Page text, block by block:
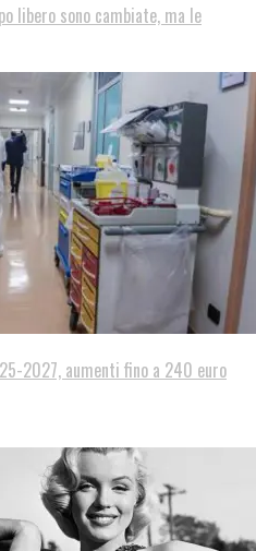
libero sono cambiate, ma le
2027, aumenti fino a 240 euro